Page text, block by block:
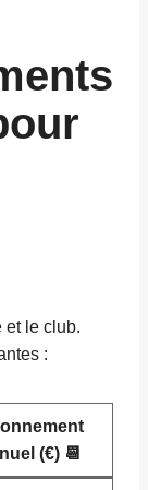
et le club.
:
(€) 📆